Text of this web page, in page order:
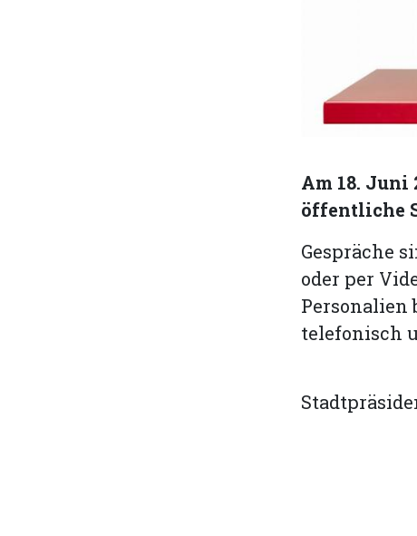
Am 18. Juni
öffentliche
Gespräche
oder per
Personalien
telefonisch